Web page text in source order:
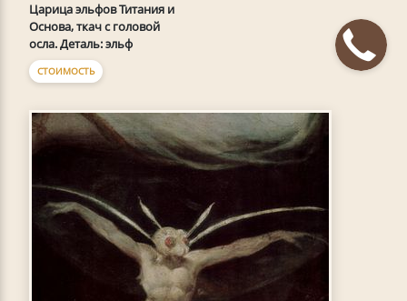
Царица эльфов Титания и
Основа, ткач с головой
осла. Деталь: эльф
СТОИМОСТЬ